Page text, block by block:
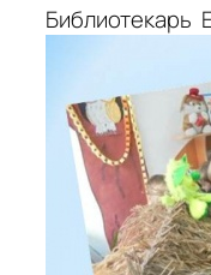
Библиотекарь